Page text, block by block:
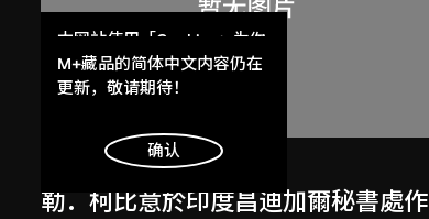
呂西安．埃爾韋
勒．柯比意於印度昌迪加爾秘書處作
本网站使用「Cookies」为你
提供最好的网站体验。
了解更多
明白
M+藏品的简体中文内容仍在
更新，敬请期待！
确认